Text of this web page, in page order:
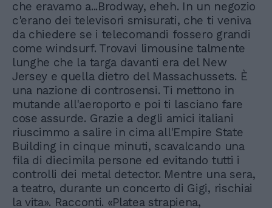
che eravamo a...Brodway, eheh. In un negozio
c'erano dei televisori smisurati, che ti veniva
da chiedere se i telecomandi fossero grandi
come windsurf. Trovavi limousine talmente
lunghe che la targa davanti era del New
Jersey e quella dietro del Massachussets. È
una nazione di controsensi. Ti mettono in
mutande all'aeroporto e poi ti lasciano fare
cose assurde. Grazie a degli amici italiani
riuscimmo a salire in cima all'Empire State
Building in cinque minuti, scavalcando una
fila di diecimila persone ed evitando tutti i
controlli dei metal detector. Mentre una sera,
a teatro, durante un concerto di Gigi, rischiai
la vita». Racconti. «Platea strapiena,